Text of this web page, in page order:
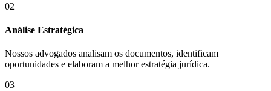
02
Análise Estratégica
Nossos advogados analisam os documentos, identificam
oportunidades e elaboram a melhor estratégia jurídica.
03